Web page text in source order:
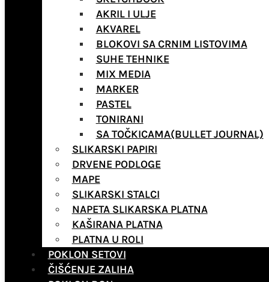
AKRIL I ULJE
AKVAREL
BLOKOVI SA CRNIM LISTOVIMA
SUHE TEHNIKE
MIX MEDIA
MARKER
PASTEL
TONIRANI
SA TOČKICAMA(BULLET JOURNAL)
SLIKARSKI PAPIRI
DRVENE PODLOGE
MAPE
SLIKARSKI STALCI
NAPETA SLIKARSKA PLATNA
KAŠIRANA PLATNA
PLATNA U ROLI
POKLON SETOVI
ČIŠĆENJE ZALIHA